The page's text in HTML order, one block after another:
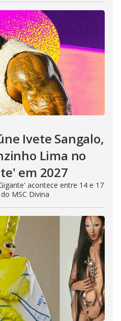
Ivete Sangalo,
Lima no
em 2027
acontece entre 14 e 17
MSC Divina